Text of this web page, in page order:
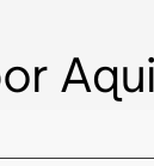
para